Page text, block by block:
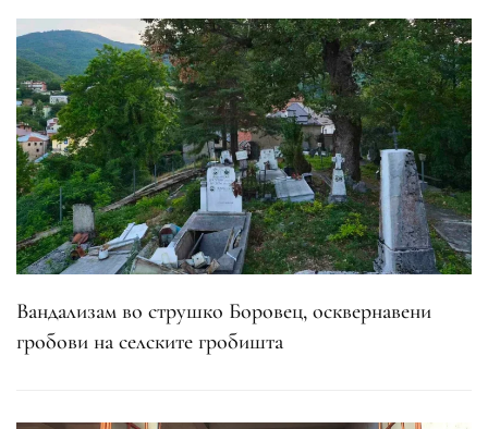
Вандализам во струшко Боровец, осквернавени
гробови на селските гробишта